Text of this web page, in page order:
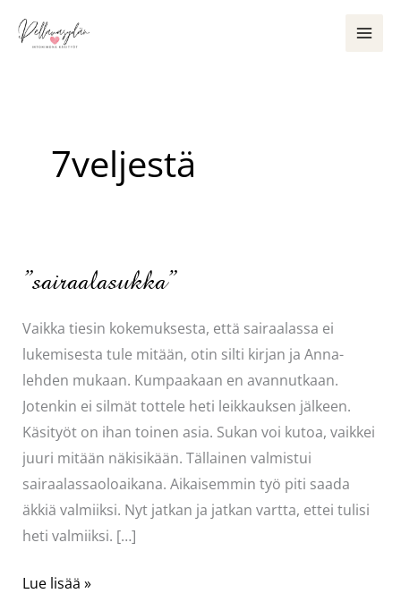
sisältöön
7veljestä
”sairaalasukka”
Vaikka tiesin kokemuksesta, että sairaalassa ei
lukemisesta tule mitään, otin silti kirjan ja Anna-
lehden mukaan. Kumpaakaan en avannutkaan.
Jotenkin ei silmät tottele heti leikkauksen jälkeen.
Käsityöt on ihan toinen asia. Sukan voi kutoa, vaikkei
juuri mitään näkisikään. Tällainen valmistui
sairaalassaoloaikana. Aikaisemmin työ piti saada
äkkiä valmiiksi. Nyt jatkan ja jatkan vartta, ettei tulisi
heti valmiiksi. […]
”sairaalasukka”
Lue lisää »